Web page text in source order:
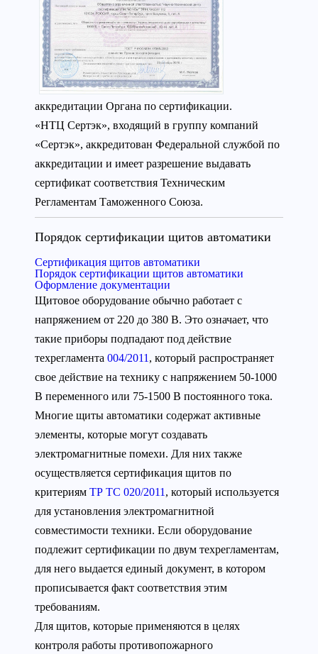
аккредитации Органа по сертификации.
«НТЦ Сертэк», входящий в группу компаний
«Сертэк», аккредитован Федеральной службой по
аккредитации и имеет разрешение выдавать
сертификат соответствия Техническим
Регламентам Таможенного Союза.
Порядок сертификации щитов автоматики
Сертификация щитов автоматики
Порядок сертификации щитов автоматики
Оформление документации
Щитовое оборудование обычно работает с
напряжением от 220 до 380 В. Это означает, что
такие приборы подпадают под действие
техрегламента 004/2011 , который распространяет
свое действие на технику с напряжением 50-1000
В переменного или 75-1500 В постоянного тока.
Многие щиты автоматики содержат активные
элементы, которые могут создавать
электромагнитные помехи. Для них также
осуществляется сертификация щитов по
критериям ТР ТС 020/2011 , который используется
для установления электромагнитной
совместимости техники. Если оборудование
подлежит сертификации по двум техрегламентам,
для него выдается единый документ, в котором
прописывается факт соответствия этим
требованиям.
Для щитов, которые применяются в целях
контроля работы противопожарного